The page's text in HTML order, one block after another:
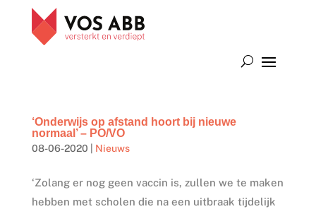
‘Onderwijs op afstand hoort bij nieuwe
normaal’ – PO/VO
08-06-2020 Nieuws
‘Zolang er nog geen vaccin is, zullen we te maken
hebben met scholen die na een uitbraak tijdelijk